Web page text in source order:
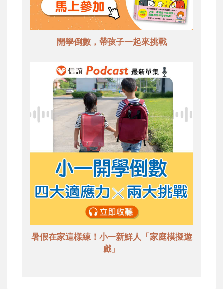
開學倒數，帶孩子一起來挑戰
暑假在家這樣練！小一新鮮人「家庭模擬遊
戲」